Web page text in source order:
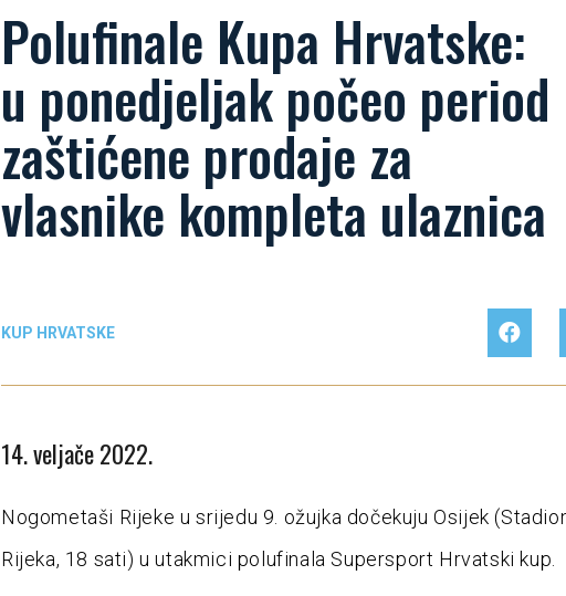
Polufinale Kupa Hrvatske:
u ponedjeljak počeo period
zaštićene prodaje za
vlasnike kompleta ulaznica
KUP HRVATSKE
14. veljače 2022.
Nogometaši Rijeke u srijedu 9. ožujka dočekuju Osijek
Rijeka, 18 sati) u utakmici polufinala Supersport Hrvatski kup.